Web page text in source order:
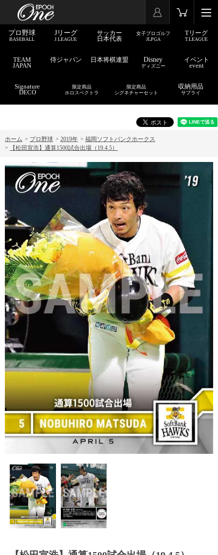
プロ野球
BASEBALL
Jリーグ
J.LEAGUE
サッカー
日本代表
女子プロゴルフ
JLPGA
Tリーグ
T.LEAGUE
TEAM
JAPAN
侍ジャパン 日本将棋連盟 Disney
ディズニー
イベント
event
Signature
DECO
限定商品
ホロスペクトラ
限定商品
シグネチャーセット
収納用品
サプライ
ホーム > プロ野球 > 2019年 > 福岡ソフトバンクホークス
>
【松田宣浩】通算1500試合出場（19.4.5）